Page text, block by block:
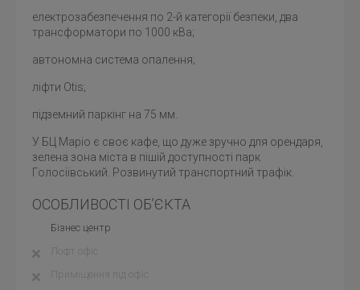
електрозабезпечення по 2-й категорії безпеки, два
трансформатори по 1000 кВа;
автономна система опалення;
ліфти Оtis;
підземний паркінг на 75 мм.
У БЦ Маріо є своє кафе, що дуже зручно для орендаря,
зелена зона міста в пішій доступності парк
Голосіївський. Розвинутий транспортний трафік.
ОСОБЛИВОСТІ ОБ’ЄКТА
Бізнес центр
Лофт офіс
Приміщення під офіс